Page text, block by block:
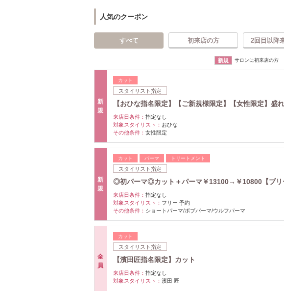
人気のクーポン
すべて 初来店の方 2回目以降
新規 サロンに初来店の方
新
規
カット
スタイリスト指定
【おひな指名限定】【ご新規様限定】【女性限定】盛
来店日条件： 指定なし
対象スタイリスト： おひな
その他条件： 女性限定
新
規
カット パーマ トリートメント
スタイリスト指定
◎初パーマ◎カット＋パーマ￥13100→￥10800【ブリ
来店日条件： 指定なし
対象スタイリスト： フリー 予約
その他条件： ショートパーマ/ボブパーマ/ウルフパーマ
全
員
カット
スタイリスト指定
【濱田匠指名限定】カット
来店日条件： 指定なし
対象スタイリスト： 濱田 匠